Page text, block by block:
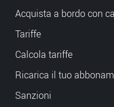
Acquista a bordo con
Tariffe
Calcola tariffe
Ricarica il tuo
Sanzioni